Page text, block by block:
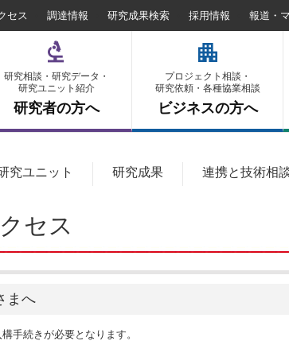
セス 調達情報 研究成果検索 採用情報 報道・
研究相談・研究データ・
研究ユニット紹介
研究者の方へ
プロジェクト相談・
研究依頼・各種協業相談
ビジネスの方へ
究ユニット 研究成果 連携と技術相
セス
まへ
手続きが必要となります。